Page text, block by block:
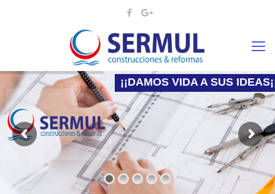
¡¡DAMOS VIDA A SUS
Nadie mejor que nosotros para hacer la reforma